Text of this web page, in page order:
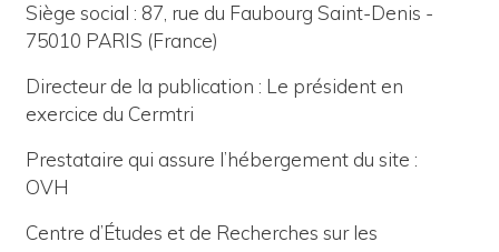
Siège social : 87, rue du Faubourg Saint-Denis -
75010 PARIS (France)
Directeur de la publication : Le président en
exercice du Cermtri
Prestataire qui assure l’hébergement du site :
OVH
Centre d’Études et de Recherches sur les